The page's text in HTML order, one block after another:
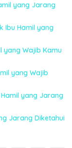
yang Jarang
Ibu Hamil yang
yang Wajib Kamu
yang Wajib
yang Jarang
Jarang Diketahui